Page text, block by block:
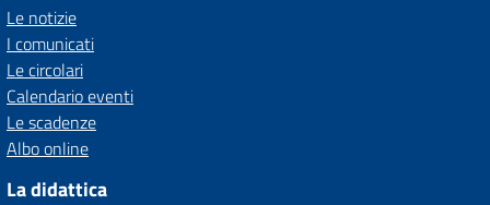
Le notizie
I comunicati
Le circolari
Calendario eventi
Le scadenze
Albo online
La didattica